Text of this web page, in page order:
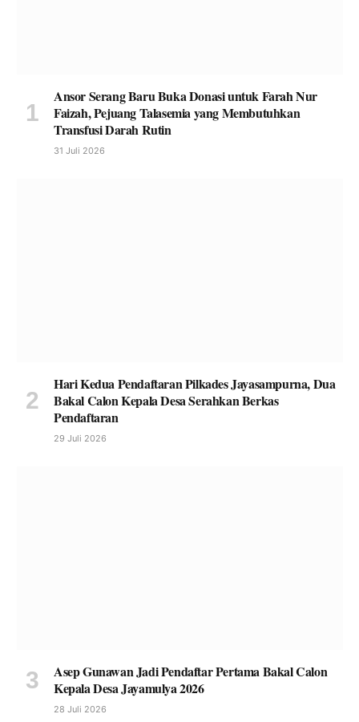
Ansor Serang Baru Buka Donasi untuk Farah Nur
Faizah, Pejuang Talasemia yang Membutuhkan
Transfusi Darah Rutin
31 Juli 2026
Hari Kedua Pendaftaran Pilkades Jayasampurna, Dua
Bakal Calon Kepala Desa Serahkan Berkas
Pendaftaran
29 Juli 2026
Asep Gunawan Jadi Pendaftar Pertama Bakal Calon
Kepala Desa Jayamulya 2026
28 Juli 2026